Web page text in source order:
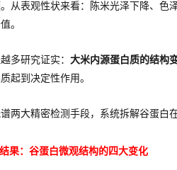
从表观性状来看：陈米光泽下降、色
。
多研究证实： 大米内源蛋白质的结构
起到决定性作用。
大精密检测手段，系统拆解谷蛋白
果：谷蛋白微观结构的四大变化